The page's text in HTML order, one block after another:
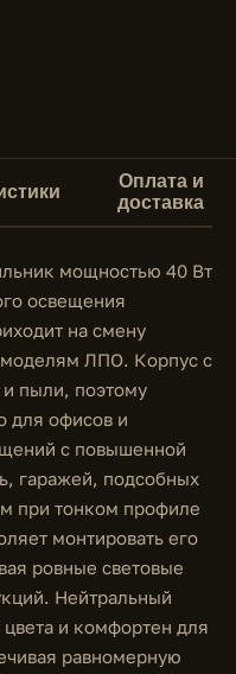
Оплата и
доставка
мощностью 40 Вт
освещения
на смену
ЛПО. Корпус с
и пыли, поэтому
для офисов и
с повышенной
гаражей, подсобных
при тонком профиле
монтировать его
ровные световые
Нейтральный
и комфортен для
равномерную